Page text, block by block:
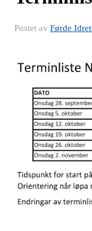
Postet av Førde